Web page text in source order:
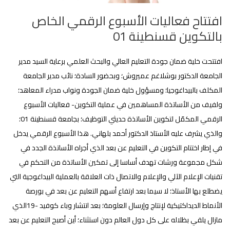
افتتاح فعاليات الأسبوع الرقمي الخاص
بالتكوين قسنطينة 01
افتتحت خلية ضمان جودة التعليم العالي والبحث العلمي برعاية السيد مدير
الجامعة الدكتور بوشلاغم عميروش؛ وبحضور السادة؛ نائب مدير الجامعة
المكلف بالبيداغوجيا؛ ومسؤول خلية ضمان الجودة ونواب مدراء المعاهد؛
ولفيف من الأساتذة المساهمين في عمليةالتكوين- فعاليات الأسبوع
الرقمي المكمّل لتكوين الأساتذة حديثي التوظيف؛ بجامعة قسنطينة 01؛
والذي يشرف عليه الأستاذ الدكتور أحمد بلهاني. هذا الأسبوع الرقمي يدخل
في إطار اختتام التكوين في التعليم عن بعد الذي أجراه الأساتذة الجدد في
شكل مجموعة ورشات تهدف أساسا إلى تمكين الأساتذة من التحكم في
تقنيات الإعلام الآلي والإعلام والاتصال ذات العلاقة بالعملية البيداغوجية التي
يضطلع بها الأستاذ؛ لا سيما بعد ارتفاع أسهم التعليم عن بعد في بورصة
الأنماط الديداكتيكية لإنتاج وإرسال العلومة؛ بعد انتشار وباء كوفيد -19الذي
مازال يلقي بظلاله على كل دول العالم دون استثناء؛ أين أصبح التعليم عن بعد